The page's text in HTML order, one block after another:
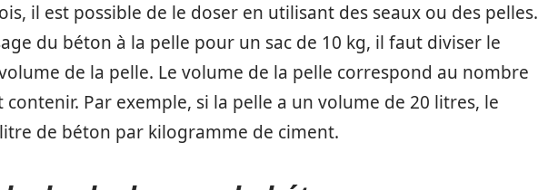
il est possible de le doser en utilisant des seaux ou des pelles.
du béton à la pelle pour un sac de 10 kg, il faut diviser le
de la pelle. Le volume de la pelle correspond au nombre
Par exemple, si la pelle a un volume de 20 litres, le
de béton par kilogramme de ciment.